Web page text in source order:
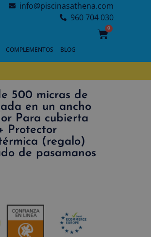
info@piscinasathena.com
960 704 030
0
COMPLEMENTOS BLOG
500 micras de
en un ancho
Para cubierta
Protector
(regalo)
de pasamanos